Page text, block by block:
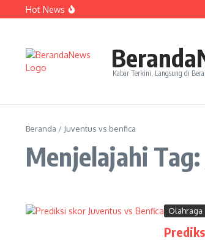
Lewati ke konten
Hot News
Janji Roberto Mancini usai Jadi
Kabar Terkini, Langsung di
Beranda / Juventus vs benfica
Menjelajahi
Olahraga